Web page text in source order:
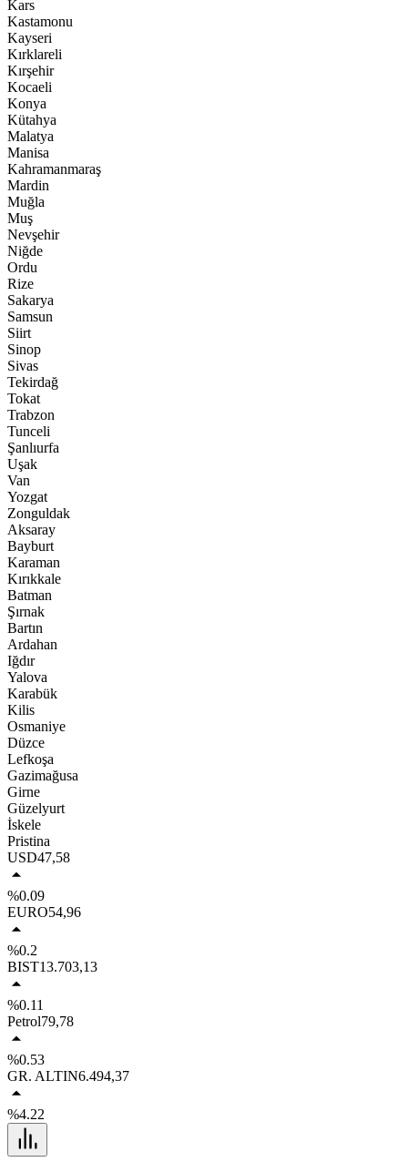
Kars
Kastamonu
Kayseri
Kırklareli
Kırşehir
Kocaeli
Konya
Kütahya
Malatya
Manisa
Kahramanmaraş
Mardin
Muğla
Muş
Nevşehir
Niğde
Ordu
Rize
Sakarya
Samsun
Siirt
Sinop
Sivas
Tekirdağ
Tokat
Trabzon
Tunceli
Şanlıurfa
Uşak
Van
Yozgat
Zonguldak
Aksaray
Bayburt
Karaman
Kırıkkale
Batman
Şırnak
Bartın
Ardahan
Iğdır
Yalova
Karabük
Kilis
Osmaniye
Düzce
Lefkoşa
Gazimağusa
Girne
Güzelyurt
İskele
Pristina
USD47,58
%0.09
EURO54,96
%0.2
BIST13.703,13
%0.11
Petrol79,78
%0.53
GR. ALTIN6.494,37
%4.22